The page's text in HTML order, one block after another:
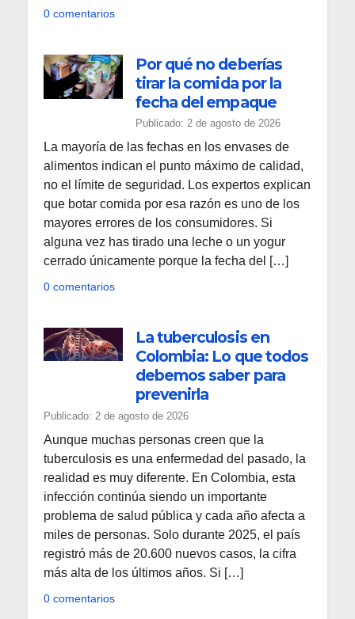
0 comentarios
Por qué no deberías
tirar la comida por la
fecha del empaque
Publicado: 2 de agosto de 2026
La mayoría de las fechas en los envases de
alimentos indican el punto máximo de calidad,
no el límite de seguridad. Los expertos explican
que botar comida por esa razón es uno de los
mayores errores de los consumidores. Si
alguna vez has tirado una leche o un yogur
cerrado únicamente porque la fecha del […]
0 comentarios
La tuberculosis en
Colombia: Lo que todos
debemos saber para
prevenirla
Publicado: 2 de agosto de 2026
Aunque muchas personas creen que la
tuberculosis es una enfermedad del pasado, la
realidad es muy diferente. En Colombia, esta
infección continúa siendo un importante
problema de salud pública y cada año afecta a
miles de personas. Solo durante 2025, el país
registró más de 20.600 nuevos casos, la cifra
más alta de los últimos años. Si […]
0 comentarios